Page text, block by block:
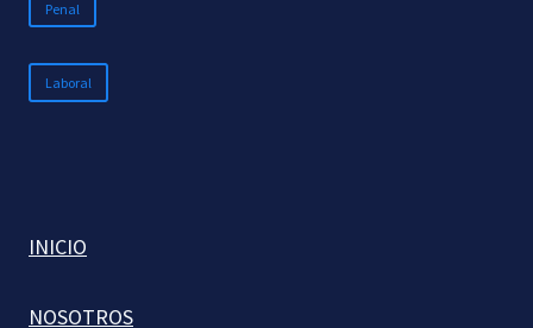
Penal
Laboral
INICIO
NOSOTROS